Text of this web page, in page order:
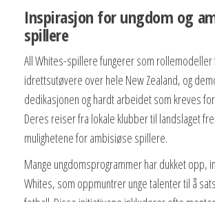
Inspirasjon for ungdom og
spillere
All Whites-spillere fungerer som rollemodeller
idrettsutøvere over hele New Zealand, og
dedikasjonen og hardt arbeidet som kreves
Deres reiser fra lokale klubber til landslaget
mulighetene for ambisiøse spillere.
Mange ungdomsprogrammer har dukket opp,
Whites, som oppmuntrer unge talenter til å